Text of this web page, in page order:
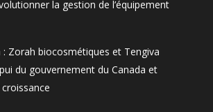
la gestion de l’équipement
: Zorah biocosmétiques et Tengiva
du gouvernement du Canada et